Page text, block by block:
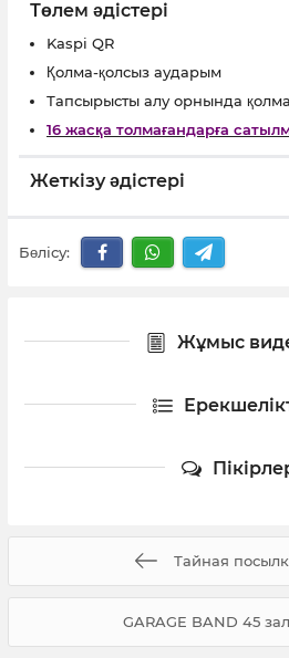
Төлем әдістері
Kaspi QR
Қолма-қолсыз аударым
Тапсырысты алу орнында
16 жасқа толмағандарға
Жеткізу әдістері
Бөлісу:
Жұмыс
Тайная
GARAGE BAND 45